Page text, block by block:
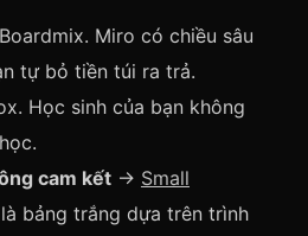
Miro có chiều sâu
tự bỏ tiền túi ra trả.
Học sinh của bạn không
cam kết → Small
bảng trắng dựa trên trình